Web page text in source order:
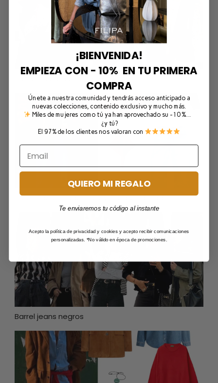
Doble faz, un toque rojo y Cora verde jade
Barrel jeans negros
¡BIENVENIDA!
EMPIEZA CON - 10% EN TU PRIMERA
COMPRA
Únete a nuestra comunidad y tendrás acceso anticipado a
nuevas colecciones, contenido exclusivo y mucho más.
Miles de mujeres como tú ya han aprovechado su -10 %…
¿y tú?
El 97% de los clientes nos valoran con
QUIERO MI REGALO
Te enviaremos tu código al instante
Acepto la política de privacidad y cookies y acepto recibir comunicaciones
personalizadas. *No válido en época de promociones.